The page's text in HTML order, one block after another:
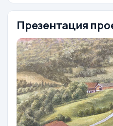
Презентация